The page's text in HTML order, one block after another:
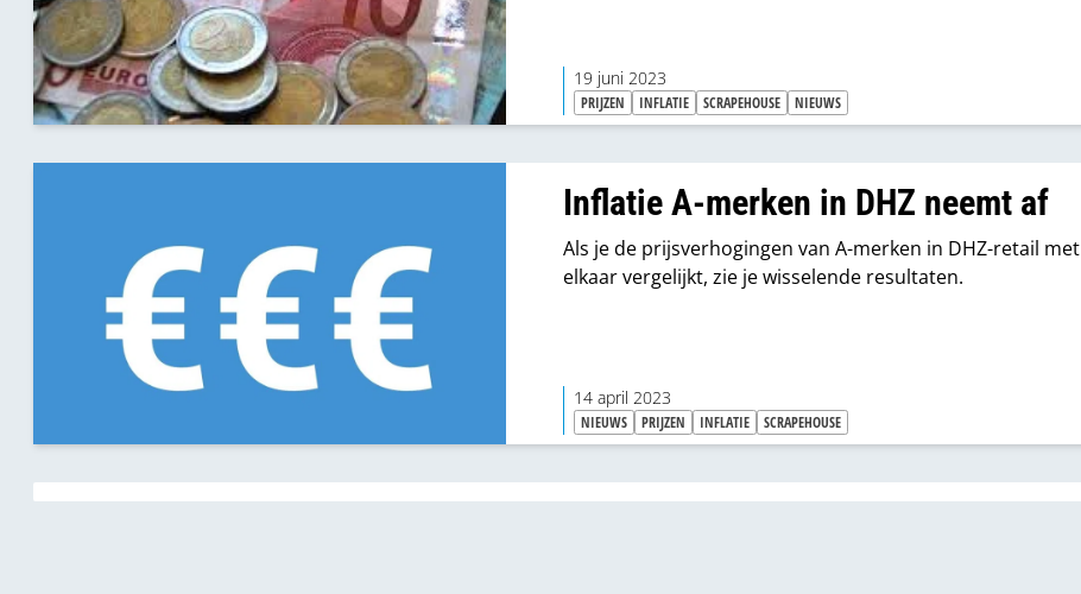
19 juni 2023
PRIJZEN INFLATIE SCRAPEHOUSE NIEUWS
Inflatie A-merken in DHZ neemt af
Als je de prijsverhogingen van A-merken in DHZ-retail met
elkaar vergelijkt, zie je wisselende resultaten.
14 april 2023
NIEUWS PRIJZEN INFLATIE SCRAPEHOUSE